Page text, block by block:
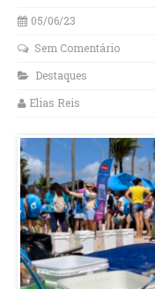
05/06/23
Sem Comentário
Destaques
Elias Reis